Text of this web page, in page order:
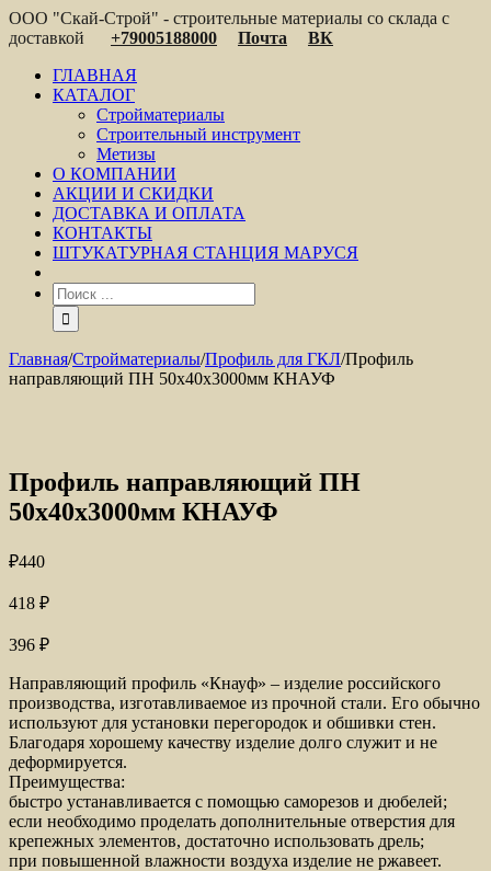
ООО "Скай-Строй" - строительные материалы со склада с
доставкой
+79005188000 Почта
ВК
ГЛАВНАЯ
КАТАЛОГ
Стройматериалы
Строительный инструмент
Метизы
О КОМПАНИИ
АКЦИИ И СКИДКИ
ДОСТАВКА И ОПЛАТА
КОНТАКТЫ
ШТУКАТУРНАЯ СТАНЦИЯ МАРУСЯ
Главная/Стройматериалы/Профиль для ГКЛ/Профиль
направляющий ПН 50x40x3000мм КНАУФ
Профиль направляющий ПН
50x40x3000мм КНАУФ
₽440
418 ₽
396 ₽
Направляющий профиль «Кнауф» – изделие российского
производства, изготавливаемое из прочной стали. Его обычно
используют для установки перегородок и обшивки стен.
Благодаря хорошему качеству изделие долго служит и не
деформируется.
Преимущества:
быстро устанавливается с помощью саморезов и дюбелей;
если необходимо проделать дополнительные отверстия для
крепежных элементов, достаточно использовать дрель;
при повышенной влажности воздуха изделие не ржавеет.